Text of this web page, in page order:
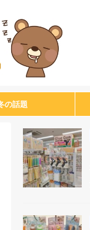
の話題